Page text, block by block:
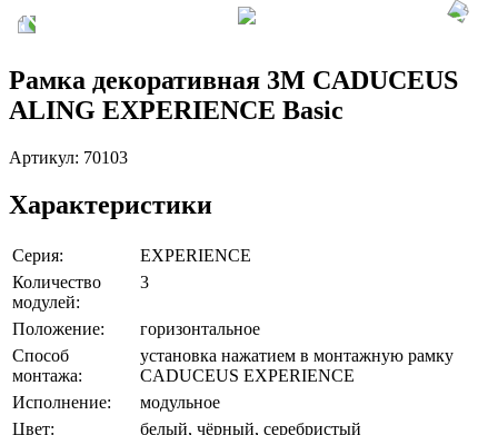
Рамка декоративная 3М CADUCEUS
ALING EXPERIENCE Basic
Артикул: 70103
Характеристики
Серия:
EXPERIENCE
Количество
модулей:
3
Положение:
горизонтальное
Способ
монтажа:
установка нажатием в монтажную рамку
CADUCEUS EXPERIENCE
Исполнение:
модульное
Цвет:
белый, чёрный, серебристый